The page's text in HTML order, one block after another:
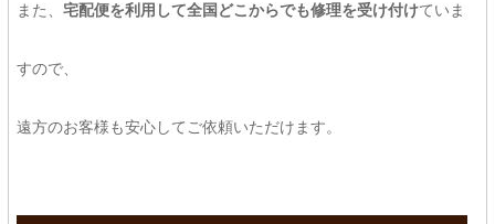
また、 宅配便を利用して全国どこからでも修理を受け付けていま
すので、
遠方のお客様も安心してご依頼いただけます。